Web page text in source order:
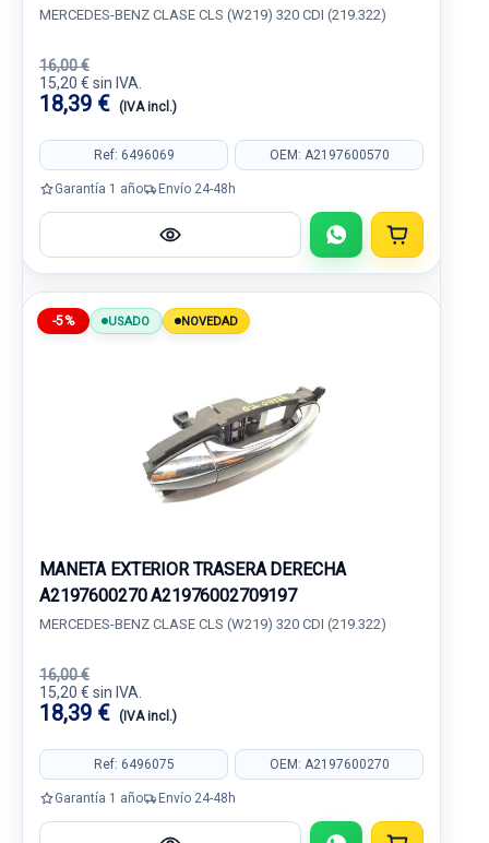
MERCEDES-BENZ CLASE CLS (W219) 320 CDI (219.322)
16,00 €
15,20 € sin IVA.
18,39 € (IVA incl.)
Ref: 6496069 OEM: A2197600570
Garantía 1 año Envío 24-48h
-5% USADO NOVEDAD
MANETA EXTERIOR TRASERA DERECHA
A2197600270 A21976002709197
MERCEDES-BENZ CLASE CLS (W219) 320 CDI (219.322)
16,00 €
15,20 € sin IVA.
18,39 € (IVA incl.)
Ref: 6496075 OEM: A2197600270
Garantía 1 año Envío 24-48h